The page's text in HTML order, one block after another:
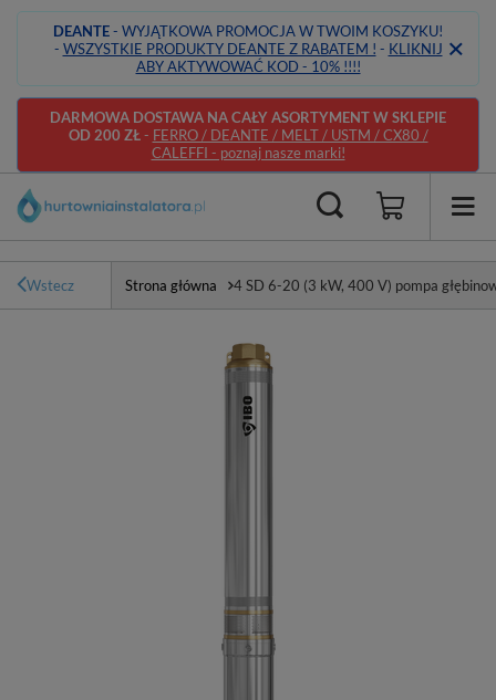
DEANTE- WYJĄTKOWA PROMOCJA W TWOIM KOSZYKU!
- WSZYSTKIE PRODUKTY DEANTE Z RABATEM ! - KLIKNIJ
ABY AKTYWOWAĆ KOD - 10% !!!!
DARMOWA DOSTAWA NA CAŁY ASORTYMENT W SKLEPIE
OD 200 ZŁ- FERRO / DEANTE / MELT / USTM / CX80 /
CALEFFI - poznaj nasze marki!
Wstecz Strona główna 4 SD 6-20 (3 kW, 400 V) pompa